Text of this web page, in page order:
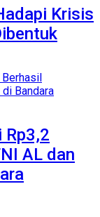
Krisis
Rp3,2
AL dan